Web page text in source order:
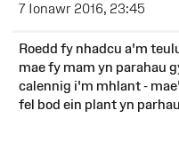
7 Ionawr 2016, 23:45
Roedd fy nhadcu a'm
mae fy mam yn parahau
calennig i'm mhlant -
fel bod ein plant yn